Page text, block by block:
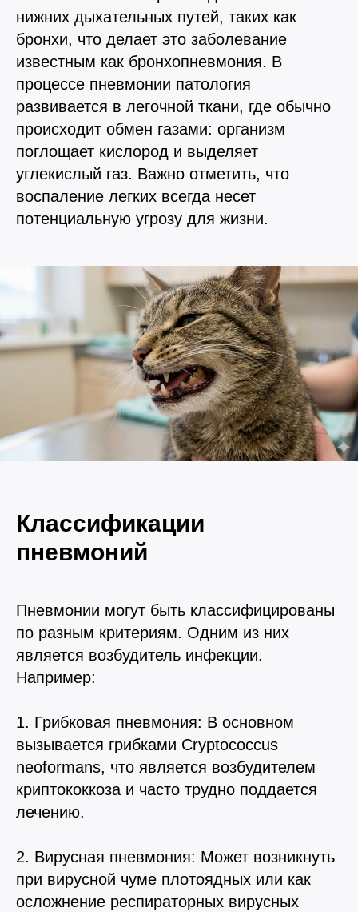
Лечение кроликов
Вакцинация кроликов
Вакцинация хорьков
нижних дыхательных путей, таких как
бронхи, что делает это заболевание
известным как бронхопневмония. В
процессе пневмонии патология
развивается в легочной ткани, где обычно
происходит обмен газами: организм
поглощает кислород и выделяет
углекислый газ. Важно отметить, что
воспаление легких всегда несет
потенциальную угрозу для жизни.
Классификации
пневмоний
Пневмонии могут быть классифицированы
по разным критериям. Одним из них
является возбудитель инфекции.
Например:
1. Грибковая пневмония: В основном
вызывается грибками Cryptococcus
neoformans, что является возбудителем
криптококкоза и часто трудно поддается
лечению.
2. Вирусная пневмония: Может возникнуть
при вирусной чуме плотоядных или как
осложнение респираторных вирусных